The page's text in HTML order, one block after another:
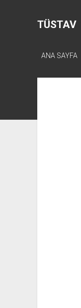
TÜSTAV
ANA SAYFA